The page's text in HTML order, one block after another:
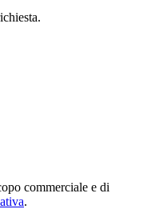
commerciale e di
.